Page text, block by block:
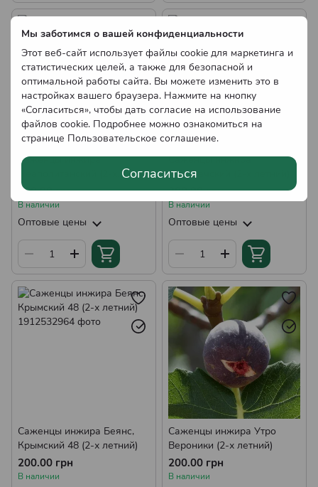
Мы заботимся о вашей конфиденциальности
Этот веб-сайт использует файлы cookie для маркетинга и
статистических целей, а также для безопасной и
оптимальной работы сайта. Вы можете изменить это в
настройках вашего браузера. Нажмите на кнопку
«Согласиться», чтобы дать согласие на использование
файлов cookie. Подробнее можно ознакомиться на
странице Пользовательское соглашение.
Согласиться
Саженцы инжира
летний)
200.00 грн
В наличии
Оптовые цены
Саженцы инжира
Магарачский (2-х летний)
200.00 грн
В наличии
Оптовые цены
Саженцы инжира Беянс,
Крымский 48 (2-х летний)
200.00 грн
В наличии
Саженцы инжира Утро
Вероники (2-х летний)
200.00 грн
В наличии